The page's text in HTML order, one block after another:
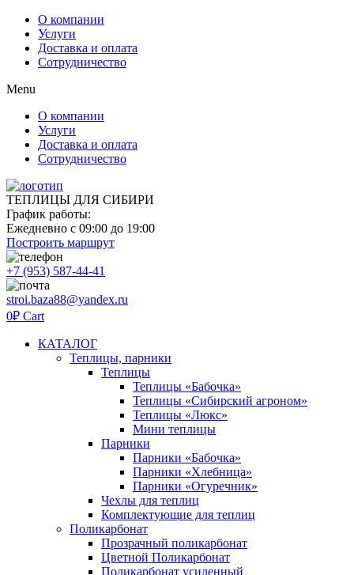
О компании
Услуги
Доставка и оплата
Сотрудничество
Menu
О компании
Услуги
Доставка и оплата
Сотрудничество
ТЕПЛИЦЫ ДЛЯ СИБИРИ
График работы:
Ежедневно с 09:00 до 19:00
Построить маршрут
+7 (953) 587-44-41
stroi.baza88@yandex.ru
0₽ Cart
КАТАЛОГ
Теплицы, парники
Теплицы
Теплицы «Бабочка»
Теплицы «Сибирский агроном»
Теплицы «Люкс»
Мини теплицы
Парники
Парники «Бабочка»
Парники «Хлебница»
Парники «Огуречник»
Чехлы для теплиц
Комплектующие для теплиц
Поликарбонат
Прозрачный поликарбонат
Цветной Поликарбонат
Поликарбонат усиленный